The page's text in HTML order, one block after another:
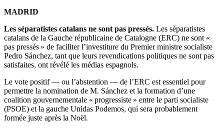
MADRID
Les séparatistes catalans ne sont pas pressés. Les séparatistes
catalans de la Gauche républicaine de Catalogne (ERC) ne sont «
pas pressés » de faciliter l’investiture du Premier ministre socialiste
Pedro Sánchez, tant que leurs revendications politiques ne sont pas
satisfaites, ont révélé les médias espagnols.
Le vote positif — ou l’abstention — de l’ERC est essentiel pour
permettre la nomination de M. Sánchez et la formation d’une
coalition gouvernementale « progressiste » entre le parti socialiste
(PSOE) et la gauche Unidas Podemos, qui sera probablement
formée juste après la Noël.